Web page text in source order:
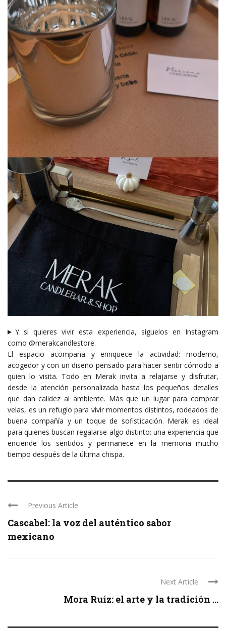
Y si quieres vivir esta experiencia, síguelos en Instagram
como @merakcandlestore.
El espacio acompaña y enriquece la actividad: moderno,
acogedor y con un diseño pensado para hacer sentir cómodo a
quien lo visita. Todo en Merak invita a relajarse y disfrutar,
desde la atención personalizada hasta los pequeños detalles
que dan calidez al ambiente. Más que un lugar para comprar
velas, es un refugio para vivir momentos distintos, rodeados de
buena compañía y un toque de sofisticación. Merak es ideal
para quienes buscan regalarse algo distinto: una experiencia que
enciende los sentidos y permanece en la memoria mucho
tiempo después de la última chispa.
Previous Article
Cascabel: la voz del auténtico sabor
mexicano
Next Article
Mora Ruíz: el arte y la tradición ...